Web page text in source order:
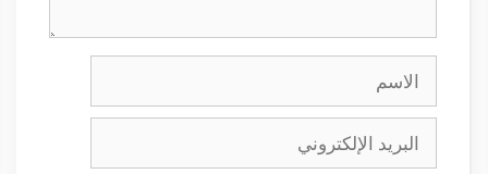
الإلكتروني